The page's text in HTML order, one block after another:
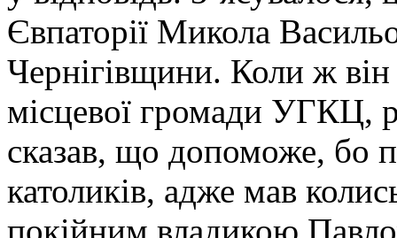
Євпаторії Микола
Чернігівщини. Коли ж він
місцевої громади УГКЦ,
сказав, що допоможе, бо
католиків, адже мав
покійним владикою